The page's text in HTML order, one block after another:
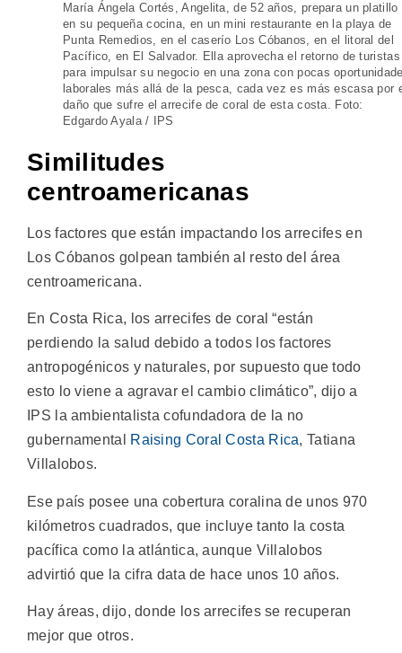
María Ángela Cortés, Angelita, de 52 años, prepara un platillo
en su pequeña cocina, en un mini restaurante en la playa de
Punta Remedios, en el caserío Los Cóbanos, en el litoral del
Pacífico, en El Salvador. Ella aprovecha el retorno de turistas
para impulsar su negocio en una zona con pocas
laborales más allá de la pesca, cada vez es más escasa por
daño que sufre el arrecife de coral de esta costa. Foto:
Edgardo Ayala / IPS
Similitudes
centroamericanas
Los factores que están impactando los arrecifes en
Los Cóbanos golpean también al resto del área
centroamericana.
En Costa Rica, los arrecifes de coral “están
perdiendo la salud debido a todos los factores
antropogénicos y naturales, por supuesto que todo
esto lo viene a agravar el cambio climático”, dijo a
IPS la ambientalista cofundadora de la no
gubernamental
Raising Coral Costa Rica, Tatiana
Villalobos.
Ese país posee una cobertura coralina de unos 970
kilómetros cuadrados, que incluye tanto la costa
pacífica como la atlántica, aunque Villalobos
advirtió que la cifra data de hace unos 10 años.
Hay áreas, dijo, donde los arrecifes se recuperan
mejor que otros.